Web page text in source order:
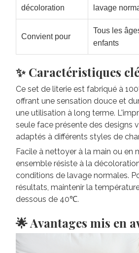
décoloration
lavage
Convient pour
Tous les
enfants
✨ Caractéristiques
Ce set de literie est fabriqué à
offrant une sensation douce et
une utilisation à long terme.
seule face présente des designs
adaptés à différents styles de
Facile à nettoyer à la main ou en
ensemble résiste à la
conditions de lavage normales.
résultats, maintenir la
dessous de 40℃.
🌟 Avantages mis en